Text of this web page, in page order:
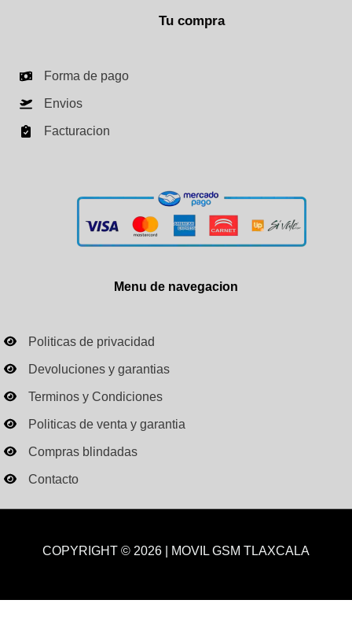
Tu compra
Forma de pago
Envios
Facturacion
Menu de navegacion
Politicas de privacidad
Devoluciones y garantias
Terminos y Condiciones
Politicas de venta y garantia
Compras blindadas
Contacto
COPYRIGHT © 2026 | MOVIL GSM TLAXCALA